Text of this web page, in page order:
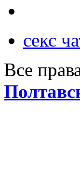
секс
Все